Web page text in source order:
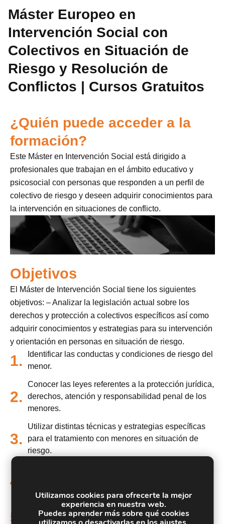
Máster Europeo en
Intervención Social con
Colectivos en Situación de
Riesgo y Resolución de
Conflictos | Cursos Gratuitos
¿Quién puede acceder a la
formación?
Este Máster en Intervención Social está dirigido a
profesionales que trabajan en el ámbito educativo y
psicosocial con personas que responden a un perfil de
colectivo de riesgo y deseen adquirir conocimientos para
la intervención en situaciones de conflicto.
Objetivos
El Máster de Intervención Social tiene los siguientes
objetivos: – Analizar la legislación actual sobre los
derechos y protección a colectivos específicos así como
adquirir conocimientos y estrategias para su intervención
y orientación en personas en situación de riesgo.
1.
Identificar las conductas y condiciones de riesgo del
menor.
2.
Conocer las leyes referentes a la protección jurídica,
derechos, atención y responsabilidad penal de los
menores.
3.
Utilizar distintas técnicas y estrategias específicas
para el tratamiento con menores en situación de
riesgo.
4.
menores en situación de riesgo.
5.
Aplicar estrategias de Intervención Sociolaboral en
Utilizamos cookies para ofrecerte la mejor
experiencia en nuestra web.
Puedes aprender más sobre qué cookies